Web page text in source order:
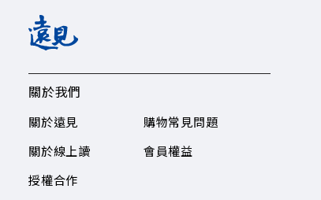
關於我們
關於遠見
關於線上讀
授權合作
購物常見問題
會員權益